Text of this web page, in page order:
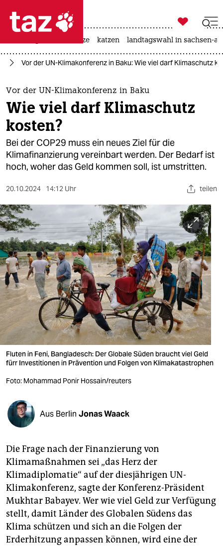
 taz zahl ich
taz zahl ich
themen
politik
öko
gesellschaft
sport
berlin
nord
wahrheit
verlag
verlag
veranstaltungen
shop
fragen & hilfe
abo
genossenschaft
epaper login

taz zahl ich
hitze katzen landtagswahl in sachsen-
Vor der UN-Klimakonferenz in Baku: Wie viel darf Klimaschutz
Vor der UN-Klimakonferenz in Baku
Wie viel darf Klimaschutz
kosten?
Bei der COP29 muss ein neues Ziel für die
Klimafinanzierung vereinbart werden. Der Bedarf ist
hoch, woher das Geld kommen soll, ist umstritten.
20.10.2024 14:12 Uhr teilen
Fluten in Feni, Bangladesch: Der Globale Süden braucht viel Geld
fürr Investitionen in Prävention und Folgen von Klimakatastrophen
Foto: Mohammad Ponir Hossain/reuters
Aus Berlin Jonas Waack
Die Frage nach der Finanzierung von
Klimamaßnahmen sei „das Herz der
Klimadiplomatie“ auf der diesjährigen UN-
Klimakonferenz, sagte der Konferenz-Präsident
Mukhtar Babayev. Wer wie viel Geld zur Verfügung
stellt, damit Länder des Globalen Südens das
Klima schützen und sich an die Folgen der
Erderhitzung anpassen können, wird eine der